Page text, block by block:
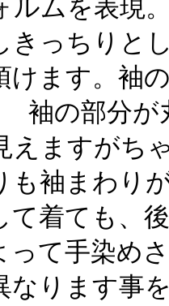
ルムを表現
きっちりと
けます。袖
袖の部分が
えますがち
も袖まわり
て着ても、
って手染め
なります事